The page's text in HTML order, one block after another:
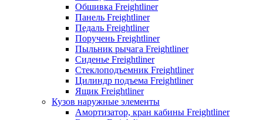
Обшивка Freightliner
Панель Freightliner
Педаль Freightliner
Поручень Freightliner
Пыльник рычага Freightliner
Сиденье Freightliner
Стеклоподъемник Freightliner
Цилиндр подъема Freightliner
Ящик Freightliner
Кузов наружные элементы
Амортизатор, кран кабины Freightliner